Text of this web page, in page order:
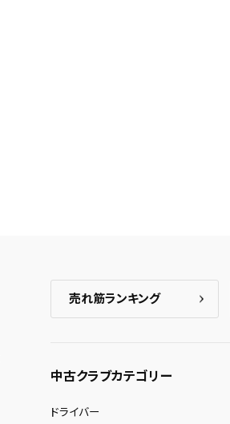
売れ筋ランキング
中古クラブカテゴリー
ドライバー